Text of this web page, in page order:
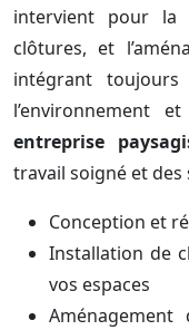
intervient pour la
clôtures, et
intégrant
l’environnement
entreprise
travail soigné et
Conception et
Installation de
vos espaces
Aménagement